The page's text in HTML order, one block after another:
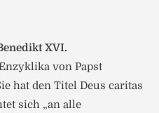
XVI.
von Papst
hat den Titel Deus caritas
sich „an alle